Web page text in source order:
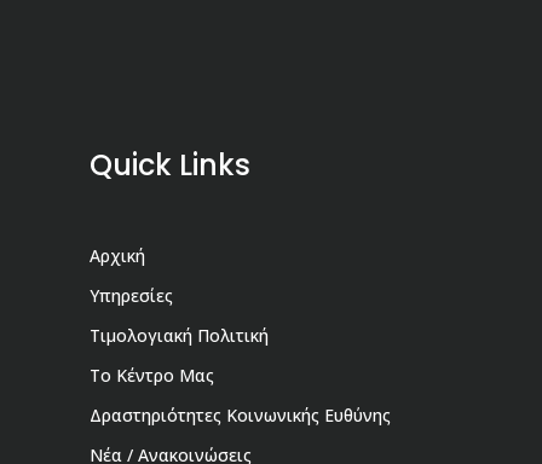
Quick Links
Αρχική
Υπηρεσίες
Τιμολογιακή Πολιτική
Το Κέντρο Μας
Δραστηριότητες Κοινωνικής Ευθύνης
Νέα / Ανακοινώσεις